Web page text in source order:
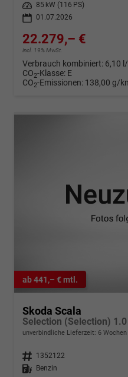
Leistung 85 kW (116 PS)
01.07.2026
22.279,– €
incl. 19% MwSt.
Verbrauch kombiniert: 6,10
CO2-Klasse: E
CO2-Emissionen: 138,00 g/
ab 441,– € mtl.
Skoda Scala
unverbindliche Lieferzeit: 6 Wochen
Fahrzeugnr. 1352122
Kraftstoff
Benzin